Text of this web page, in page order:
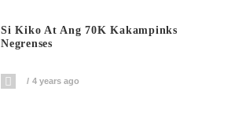
Si Kiko At Ang 70K Kakampinks
Negrenses
4 years ago